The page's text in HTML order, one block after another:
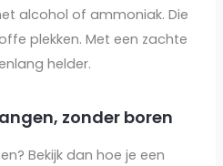
alcohol of ammoniak. Die
plekken. Met een zachte
helder.
zonder boren
Bekijk dan hoe je een